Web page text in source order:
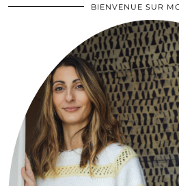
BIENVENUE SUR